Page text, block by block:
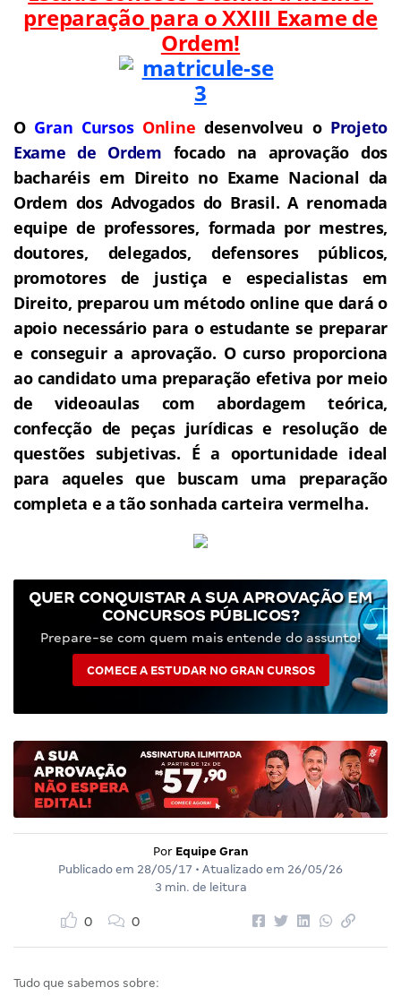
preparação para oXXIII Exame de
Ordem!
O Gran Cursos Online desenvolveu o Projeto
Exame de Ordem focado na aprovação dos
bacharéis em Direito no Exame Nacional da
Ordem dos Advogados do Brasil. A renomada
equipe de professores, formada por mestres,
doutores, delegados, defensores públicos,
promotores de justiça e especialistas em
Direito, preparou um método online que dará o
apoio necessário para o estudante se preparar
e conseguir a aprovação. O curso proporciona
ao candidato uma preparação efetiva por meio
de videoaulas com abordagem teórica,
confecção de peças jurídicas e resolução de
questões subjetivas. É a oportunidade ideal
para aqueles que buscam uma preparação
completa e a tão sonhada carteira vermelha.
QUER CONQUISTAR A SUA APROVAÇÃO EM
CONCURSOS PÚBLICOS?
Prepare-se com quem mais entende do assunto!
COMECE A ESTUDAR NO GRAN CURSOS
Por Equipe Gran
Publicado em 28/05/17 • Atualizado em 26/05/26
3 min. de leitura
0 0
Tudo que sabemos sobre: